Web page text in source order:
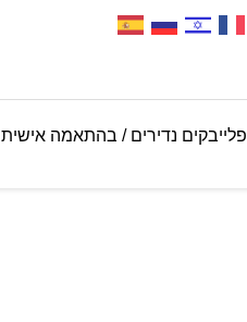
פלייבקים נדירים / בהתאמה אישית